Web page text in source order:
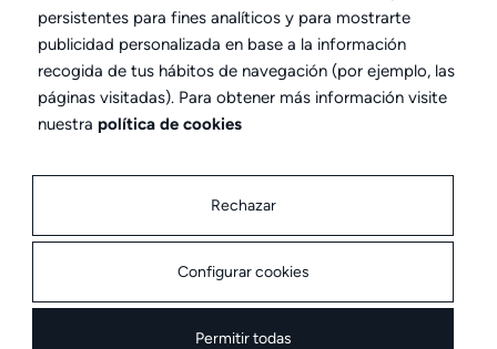
1 PRODUCTO
Colegio Sagunto
2 PRODUCTOS
Colegio
persistentes para fines analíticos y para mostrarte
publicidad personalizada en base a la información
recogida de tus hábitos de navegación (por ejemplo, las
páginas visitadas). Para obtener más información visite
nuestra política de cookies
Rechazar
Configurar cookies
Permitir todas